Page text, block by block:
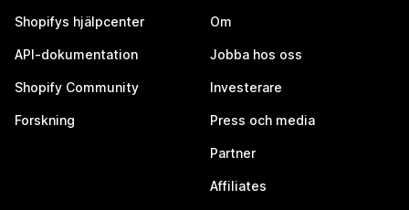
Shopifys hjälpcenter
API-dokumentation
Shopify Community
Forskning
Om
Jobba hos oss
Investerare
Press och media
Partner
Affiliates